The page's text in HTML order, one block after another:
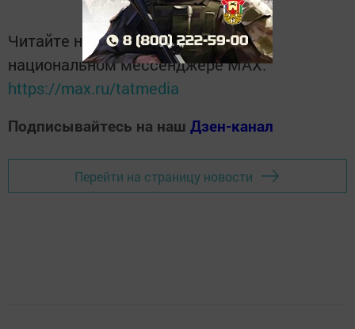
Читайте новости Татарстана в
национальном мессенджере MАХ:
https://max.ru/tatmedia
Подписывайтесь на наш Дзен-канал
Перейти на страницу новости